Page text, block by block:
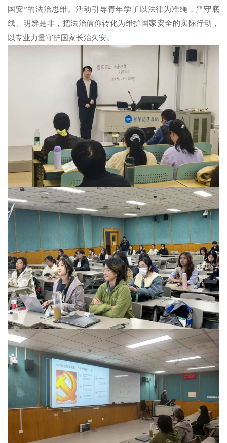
国安”的法治思维。活动引导青年学子以法律为准绳，严守底
线、明辨是非，把法治信仰转化为维护国家安全的实际行动，
以专业力量守护国家长治久安。